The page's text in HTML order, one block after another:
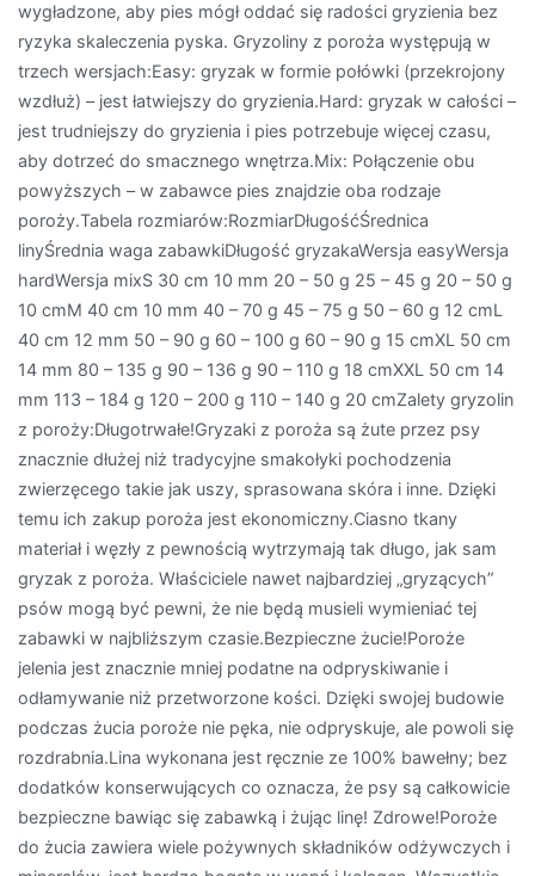
wygładzone, aby pies mógł oddać się radości gryzienia bez
ryzyka skaleczenia pyska. Gryzoliny z poroża występują w
trzech wersjach:Easy: gryzak w formie połówki (przekrojony
wzdłuż) – jest łatwiejszy do gryzienia.Hard: gryzak w całości –
jest trudniejszy do gryzienia i pies potrzebuje więcej czasu,
aby dotrzeć do smacznego wnętrza.Mix: Połączenie obu
powyższych – w zabawce pies znajdzie oba rodzaje
poroży.Tabela rozmiarów:RozmiarDługośćŚrednica
linyŚrednia waga zabawkiDługość gryzakaWersja easyWersja
hardWersja mixS 30 cm 10 mm 20 – 50 g 25 – 45 g 20 – 50 g
10 cmM 40 cm 10 mm 40 – 70 g 45 – 75 g 50 – 60 g 12 cmL
40 cm 12 mm 50 – 90 g 60 – 100 g 60 – 90 g 15 cmXL 50 cm
14 mm 80 – 135 g 90 – 136 g 90 – 110 g 18 cmXXL 50 cm 14
mm 113 – 184 g 120 – 200 g 110 – 140 g 20 cmZalety gryzolin
z poroży:Długotrwałe!Gryzaki z poroża są żute przez psy
znacznie dłużej niż tradycyjne smakołyki pochodzenia
zwierzęcego takie jak uszy, sprasowana skóra i inne. Dzięki
temu ich zakup poroża jest ekonomiczny.Ciasno tkany
materiał i węzły z pewnością wytrzymają tak długo, jak sam
gryzak z poroża. Właściciele nawet najbardziej „gryzących”
psów mogą być pewni, że nie będą musieli wymieniać tej
zabawki w najbliższym czasie.Bezpieczne żucie!Poroże
jelenia jest znacznie mniej podatne na odpryskiwanie i
odłamywanie niż przetworzone kości. Dzięki swojej budowie
podczas żucia poroże nie pęka, nie odpryskuje, ale powoli się
rozdrabnia.Lina wykonana jest ręcznie ze 100% bawełny; bez
dodatków konserwujących co oznacza, że psy są całkowicie
bezpieczne bawiąc się zabawką i żując linę! Zdrowe!Poroże
do żucia zawiera wiele pożywnych składników odżywczych i